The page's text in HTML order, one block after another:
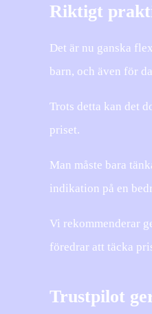
Riktigt
Det är nu ganska
barn, och även för
Trots detta kan det
priset.
Man måste bara
indikation på en
Vi rekommenderar
föredrar att täcka
Trustpilot